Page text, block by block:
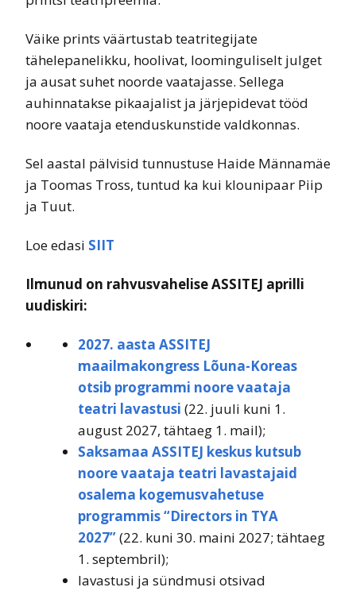
Väike prints väärtustab teatritegijate
tähelepanelikku, hoolivat, loominguliselt julget
ja ausat suhet noorde vaatajasse. Sellega
auhinnatakse pikaajalist ja järjepidevat tööd
noore vaataja etenduskunstide valdkonnas.
Sel aastal pälvisid tunnustuse Haide Männamäe
ja Toomas Tross, tuntud ka kui klounipaar Piip
ja Tuut.
Loe edasi SIIT
Ilmunud on rahvusvahelise ASSITEJ aprilli
uudiskiri:
2027. aasta ASSITEJ
maailmakongress Lõuna-Koreas
otsib programmi noore vaataja
teatri lavastusi (22. juuli kuni 1.
august 2027, tähtaeg 1. mail);
Saksamaa ASSITEJ keskus kutsub
noore vaataja teatri lavastajaid
osalema kogemusvahetuse
programmis “Directors in TYA
2027”(22. kuni 30. maini 2027; tähtaeg
1. septembril);
lavastusi ja sündmusi otsivad